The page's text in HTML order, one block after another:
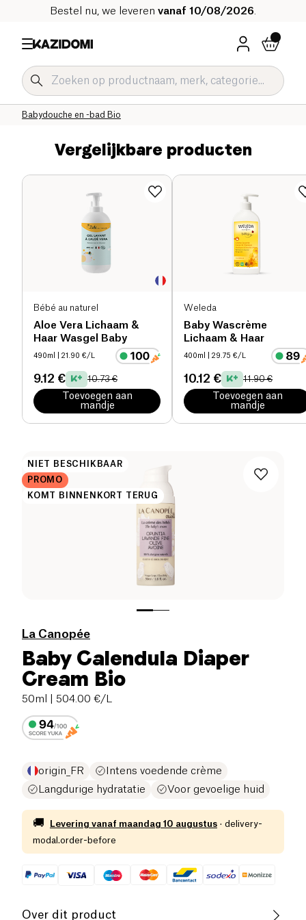
Bestel nu, we leveren vanaf 10/08/2026
Babydouche en -bad Bio
Hygiëne, Verschonen en Verzorging Baby
Baby & Kind
Home
Vergelijkbare producten
Bébé au naturel
Aloe Vera Lichaam &
Haar Wasgel Baby
490ml | 21.90 €/L
9.12 € 10.73 €
Toevoegen aan
mandje
Weleda
Baby Wascrème
Lichaam & Haar
400ml | 29.75 €/L
10.12 € 11.90 €
Toevoegen aan
mandje
NIET BESCHIKBAAR
PROMO
KOMT BINNENKORT TERUG
La Canopée
Baby Calendula Diaper
Cream Bio
50ml | 504.00 €/L
origin_FR
Intens voedende crème
Langdurige hydratatie
Voor gevoelige huid
🚚 Levering vanaf maandag 10 augustus · delivery-
modal.order-before
Over dit product